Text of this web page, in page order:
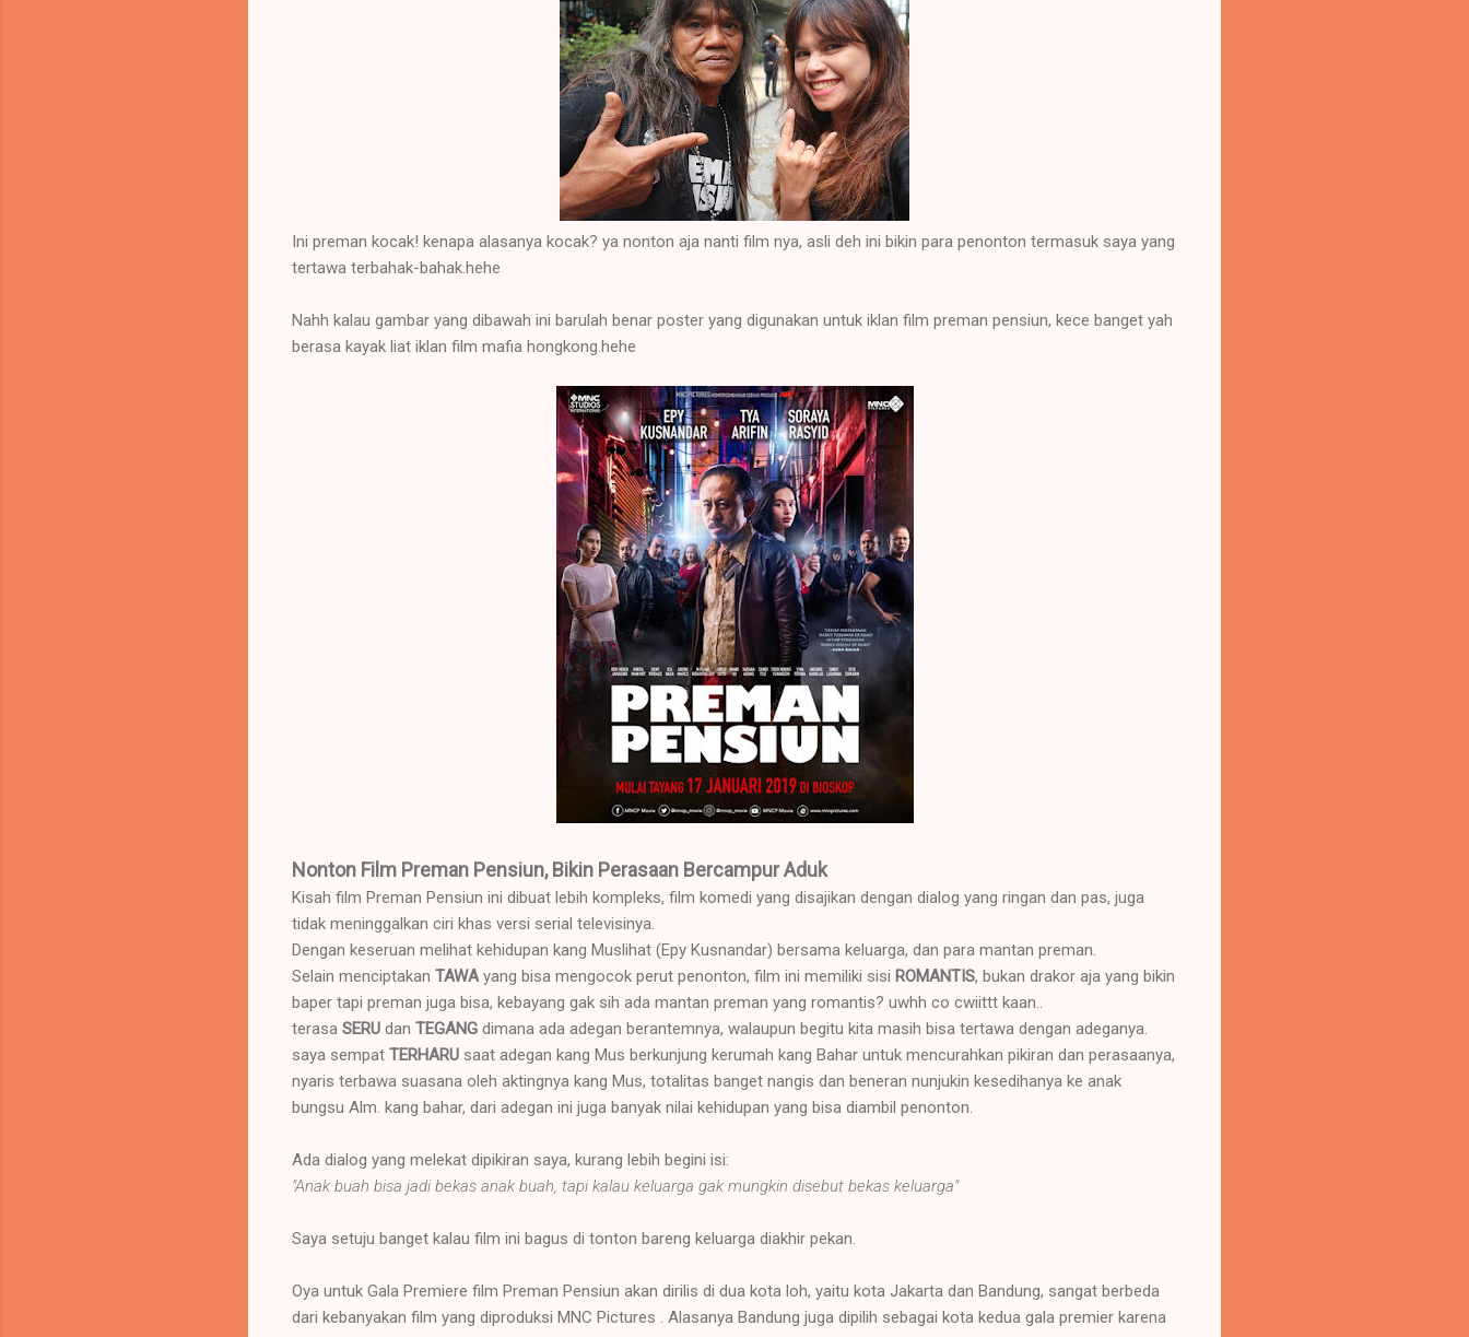
Ini preman kocak! kenapa alasanya kocak? ya nonton aja nanti film nya, asli deh ini bikin para penonton termasuk saya yang
tertawa terbahak-bahak.hehe
Nahh kalau gambar yang dibawah ini barulah benar poster yang digunakan untuk iklan film preman pensiun, kece banget yah
berasa kayak liat iklan film mafia hongkong.hehe
Nonton Film Preman Pensiun, Bikin Perasaan Bercampur Aduk
Kisah film Preman Pensiun ini dibuat lebih kompleks, film komedi yang disajikan dengan dialog yang ringan dan pas, juga
tidak meninggalkan ciri khas versi serial televisinya.
Dengan keseruan melihat kehidupan kang Muslihat (Epy Kusnandar) bersama keluarga, dan para mantan preman.
Selain menciptakan TAWA yang bisa mengocok perut penonton, film ini memiliki sisi ROMANTIS, bukan drakor aja yang bikin
baper tapi preman juga bisa, kebayang gak sih ada mantan preman yang romantis? uwhh co cwiittt kaan..
terasa SERU dan TEGANG dimana ada adegan berantemnya, walaupun begitu kita masih bisa tertawa dengan adeganya.
saya sempat TERHARU saat adegan kang Mus berkunjung kerumah kang Bahar untuk mencurahkan pikiran dan perasaanya,
nyaris terbawa suasana oleh aktingnya kang Mus, totalitas banget nangis dan beneran nunjukin kesedihanya ke anak
bungsu Alm. kang bahar, dari adegan ini juga banyak nilai kehidupan yang bisa diambil penonton.
Ada dialog yang melekat dipikiran saya, kurang lebih begini isi:
"Anak buah bisa jadi bekas anak buah, tapi kalau keluarga gak mungkin disebut bekas keluarga"
Saya setuju banget kalau film ini bagus di tonton bareng keluarga diakhir pekan.
Oya untuk Gala Premiere film Preman Pensiun akan dirilis di dua kota loh, yaitu kota Jakarta dan Bandung, sangat berbeda
dari kebanyakan film yang diproduksi MNC Pictures . Alasanya Bandung juga dipilih sebagai kota kedua gala premier karena